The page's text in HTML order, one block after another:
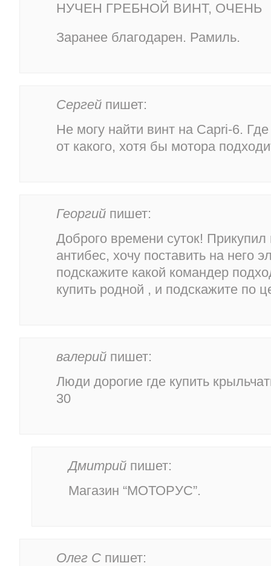
НУЧЕН ГРЕБНОЙ ВИНТ, ОЧЕНЬ
Заранее благодарен. Рамиль.
Сергей пишет:
Не могу найти винт на Capri-6.
от какого, хотя бы мотора
Георгий пишет:
Доброго времени суток!
антибес, хочу поставить на него
подскажите какой командер
купить родной , и подскажите по
валерий пишет:
Люди дорогие где купить
30
Дмитрий пишет:
Магазин “МОТОРУС”.
Олег С пишет: